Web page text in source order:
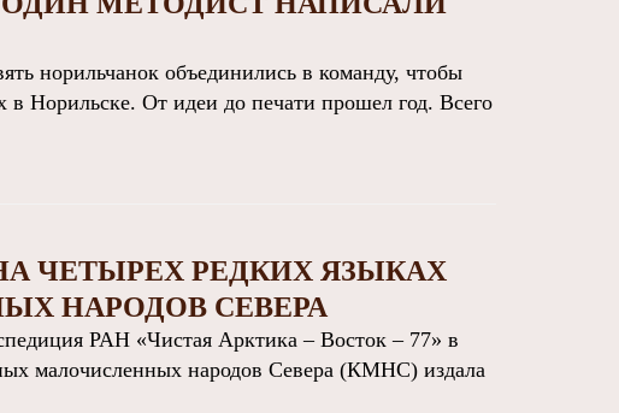
норильчанок объединились в команду, чтобы
в Норильске. От идеи до печати прошел год. Всего
ЧЕТЫРЕХ РЕДКИХ ЯЗЫКАХ
НАРОДОВ СЕВЕРА
РАН «Чистая Арктика – Восток – 77» в
малочисленных народов Севера (КМНС) издала